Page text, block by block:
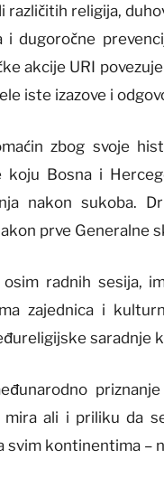
različitih religija,
i dugoročne
akcije URI
iste izazove i
zbog svoje
Bosna i
nakon sukoba.
prve Generalne
osim radnih sesija,
zajednica i
saradnje
ali i priliku da
svim kontinentima –